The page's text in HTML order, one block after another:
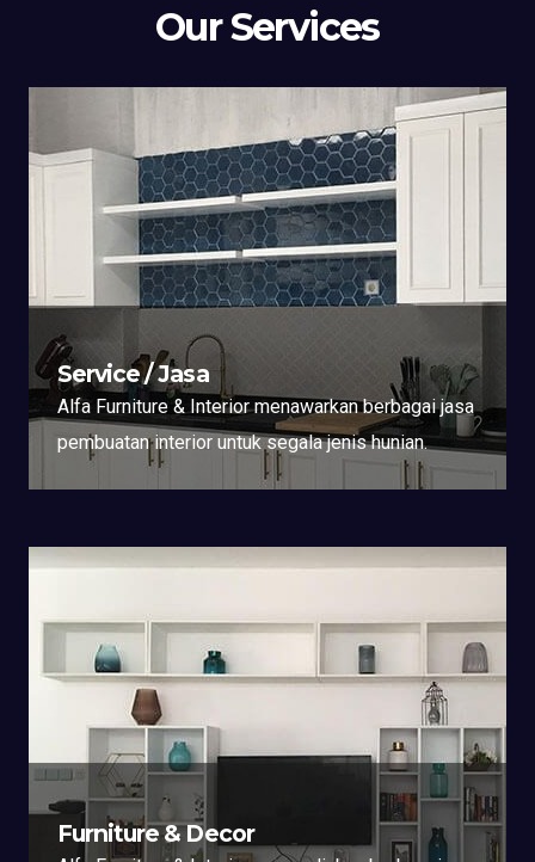
Our Services
Service / Jasa
Alfa Furniture & Interior menawarkan berbagai jasa
pembuatan interior untuk segala jenis hunian.
Furniture & Decor